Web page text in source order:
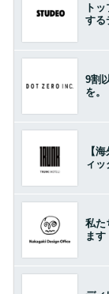
ト
する
9割
を。
【
ィ
私た
ます